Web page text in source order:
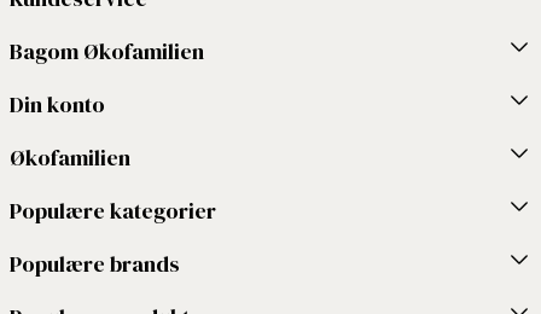
Bagom Økofamilien
Din konto
Økofamilien
Populære kategorier
Populære brands